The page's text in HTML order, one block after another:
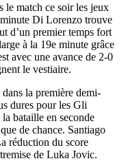
le match ce soir les jeux
Di Lorenzo trouve
d’un premier temps fort
à la 19e minute grâce
avec une avance de 2-0
le vestiaire.
la première demi-
dures pour les Gli
bataille en seconde
de chance. Santiago
réduction du score
de Luka Jovic.